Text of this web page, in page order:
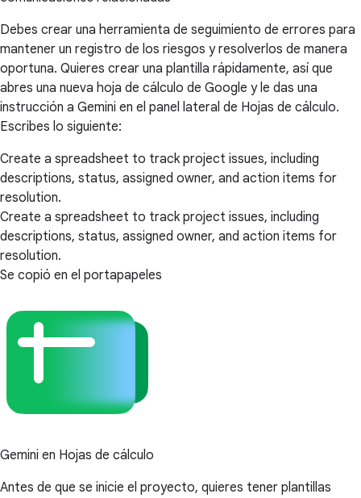
Debes crear una herramienta de seguimiento de errores para
mantener un registro de los riesgos y resolverlos de manera
oportuna. Quieres crear una plantilla rápidamente, así que
abres una nueva hoja de cálculo de Google y le das una
instrucción a Gemini en el panel lateral de Hojas de cálculo.
Escribes lo siguiente:
Create a spreadsheet to track project issues, including
descriptions, status, assigned owner, and action items for
resolution.
Create a spreadsheet to track project issues, including
descriptions, status, assigned owner, and action items for
resolution.
Se copió en el portapapeles
Gemini en Hojas de cálculo
Antes de que se inicie el proyecto, quieres tener plantillas